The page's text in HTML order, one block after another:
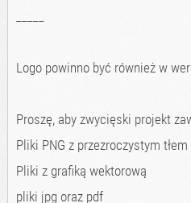
Logo powinno być również w
Proszę, aby zwycięski projekt
Pliki PNG z przezroczystym tłem
Pliki z grafiką wektorową
pliki jpg oraz pdf